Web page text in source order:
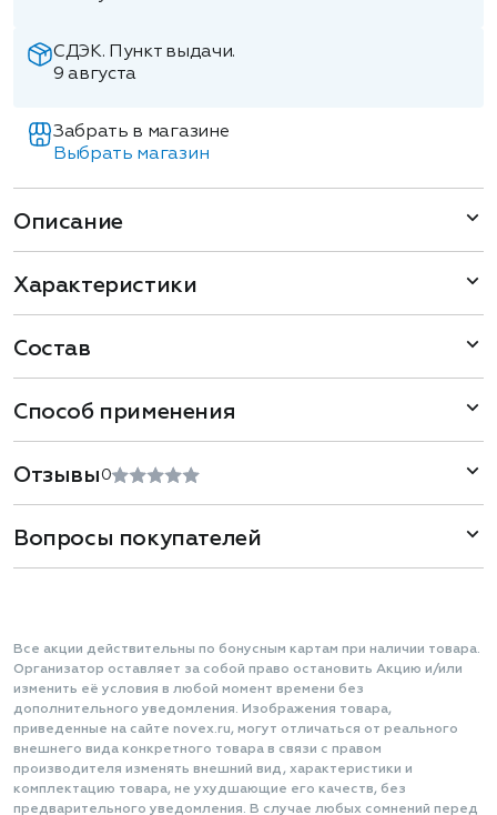
СДЭК. Пункт выдачи.
9 августа
Забрать в магазине
Выбрать магазин
Описание
Характеристики
Состав
Способ применения
Отзывы 0
Вопросы покупателей
Все акции действительны по бонусным картам при наличии товара.
Организатор оставляет за собой право остановить Акцию и/или
изменить её условия в любой момент времени без
дополнительного уведомления. Изображения товара,
приведенные на сайте novex.ru, могут отличаться от реального
внешнего вида конкретного товара в связи с правом
производителя изменять внешний вид, характеристики и
комплектацию товара, не ухудшающие его качеств, без
предварительного уведомления. В случае любых сомнений перед